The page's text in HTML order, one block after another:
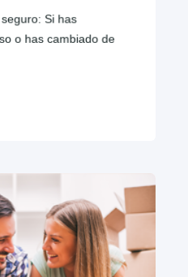
Si has
o has cambiado de